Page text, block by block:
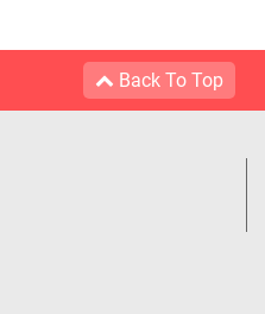
Back To Top